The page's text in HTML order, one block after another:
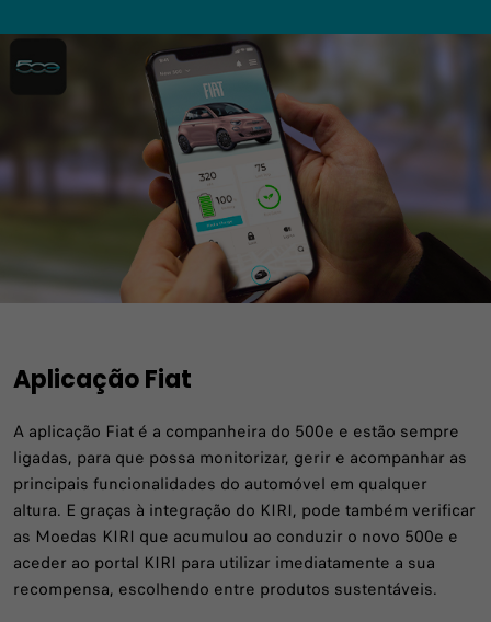
Aplicação Fiat
A aplicação Fiat é a companheira do 500e e estão sempre
ligadas, para que possa monitorizar, gerir e acompanhar as
principais funcionalidades do automóvel em qualquer
altura. E graças à integração do KIRI, pode também verificar
as Moedas KIRI que acumulou ao conduzir o novo 500e e
aceder ao portal KIRI para utilizar imediatamente a sua
recompensa, escolhendo entre produtos sustentáveis.